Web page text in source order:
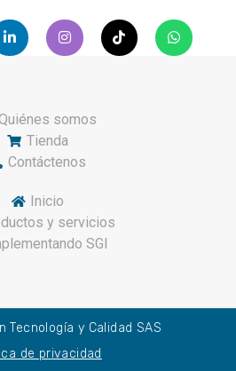
somos
Tienda
Contáctenos
Inicio
y servicios
SGI
Tecnología y Calidad SAS
de privacidad